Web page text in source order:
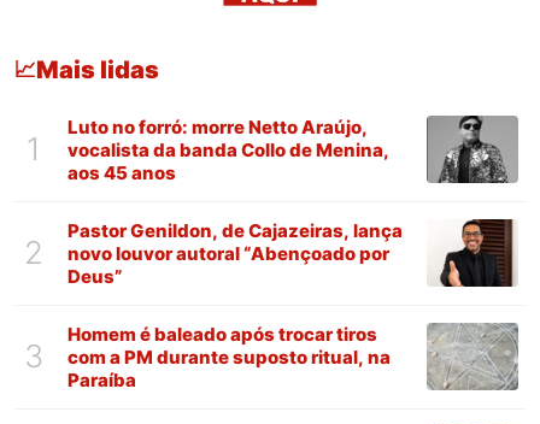
📈Mais lidas
1
Luto no forró: morre Netto Araújo,
vocalista da banda Collo de Menina,
aos 45 anos
2
Pastor Genildon, de Cajazeiras, lança
novo louvor autoral “Abençoado por
Deus”
3
Homem é baleado após trocar tiros
com a PM durante suposto ritual, na
Paraíba